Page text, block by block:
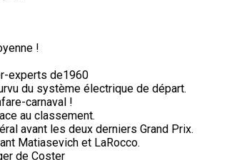
!
experts de1960
du système électrique de départ.
carnaval !
au classement.
avant les deux derniers Grand Prix.
Matiasevich et LaRocco.
de Coster